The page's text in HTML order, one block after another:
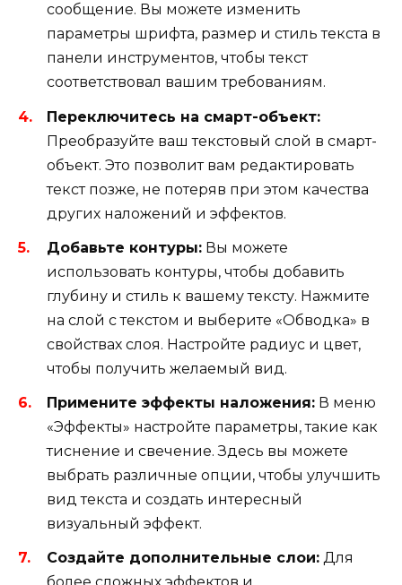
сообщение. Вы можете изменить
параметры шрифта, размер и стиль текста в
панели инструментов, чтобы текст
соответствовал вашим требованиям.
Переключитесь на смарт-объект:
Преобразуйте ваш текстовый слой в смарт-
объект. Это позволит вам редактировать
текст позже, не потеряв при этом качества
других наложений и эффектов.
Добавьте контуры: Вы можете
использовать контуры, чтобы добавить
глубину и стиль к вашему тексту. Нажмите
на слой с текстом и выберите «Обводка» в
свойствах слоя. Настройте радиус и цвет,
чтобы получить желаемый вид.
Примените эффекты наложения: В меню
«Эффекты» настройте параметры, такие как
тиснение и свечение. Здесь вы можете
выбрать различные опции, чтобы улучшить
вид текста и создать интересный
визуальный эффект.
Создайте дополнительные слои: Для